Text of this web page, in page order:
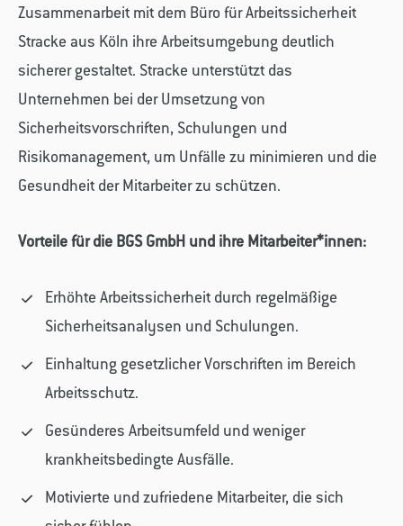
Zusammenarbeit mit dem Büro für Arbeitssicherheit
Stracke aus Köln ihre Arbeitsumgebung deutlich
sicherer gestaltet. Stracke unterstützt das
Unternehmen bei der Umsetzung von
Sicherheitsvorschriften, Schulungen und
Risikomanagement, um Unfälle zu minimieren und die
Gesundheit der Mitarbeiter zu schützen.
Vorteile für die BGS GmbH und ihre Mitarbeiter*innen:
Erhöhte Arbeitssicherheit durch regelmäßige
Sicherheitsanalysen und Schulungen.
Einhaltung gesetzlicher Vorschriften im Bereich
Arbeitsschutz.
Gesünderes Arbeitsumfeld und weniger
krankheitsbedingte Ausfälle.
Motivierte und zufriedene Mitarbeiter, die sich